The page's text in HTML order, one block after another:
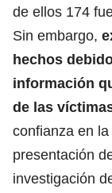
de ellos 174
Sin embargo,
hechos
información
de las
confianza en
presentación
investigación